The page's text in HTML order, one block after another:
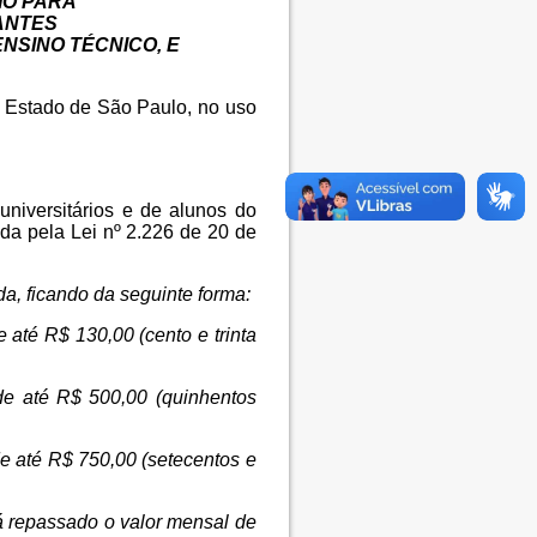
TÉCNICO, E
de São Paulo, no uso
e de alunos do
pela Lei nº 2.226 de 20 de
ficando da seguinte forma:
até R$ 130,00 (cento e trinta
até R$ 500,00 (quinhentos
até R$ 750,00 (setecentos e
repassado o valor mensal de